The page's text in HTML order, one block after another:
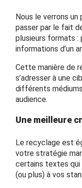
Nous le verrons
passer par le fait
plusieurs formats :
informations d’un
Cette manière de
s’adresser à une
différents
audience.
Une meilleure
Le recyclage est
votre stratégie
certains textes
(ou plus) à vos